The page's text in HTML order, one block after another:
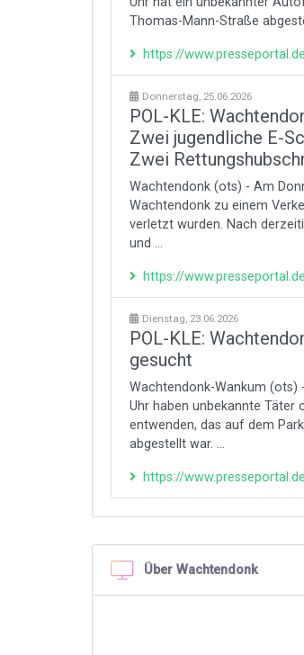
Thomas-Mann-Straße
https://
Donnerstag, 25.06.2026
POL-KLE:
Zwei jugendliche E-
Zwei
Wachtendonk (ots) - Am
Wachtendonk zu einem
verletzt wurden. Nach
und ...
https://
Dienstag, 23.06.2026
POL-KLE:
gesucht
Wachtendonk-Wankum (ots)
Uhr haben unbekannte Täter
entwenden, das auf dem
abgestellt war. ...
https://
Über Wachtendonk